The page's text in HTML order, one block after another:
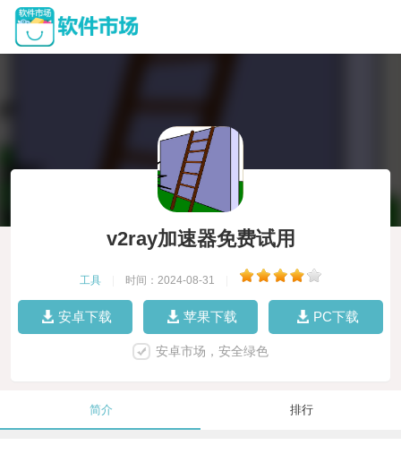
v2ray加速器免费试用
工具 时间：2024-08-31
安卓下载 苹果下载 PC下载
安卓市场，安全绿色
简介 排行